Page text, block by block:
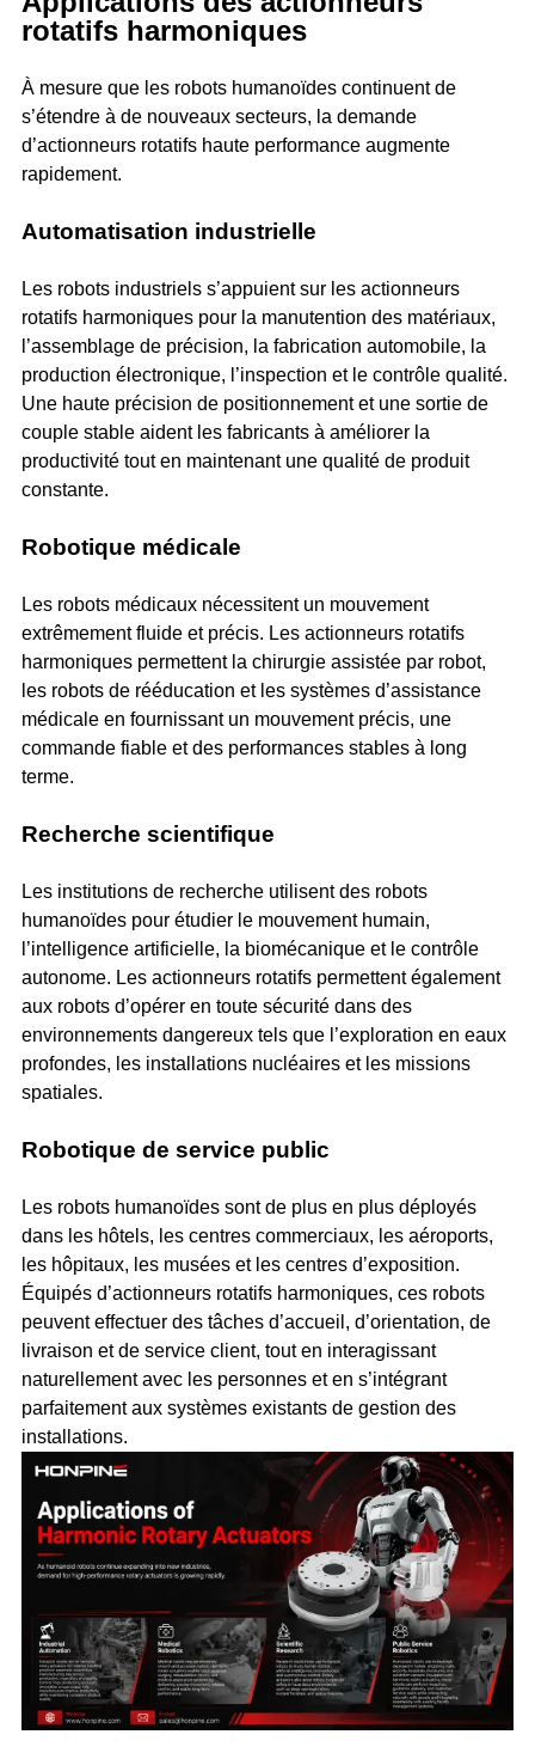
rotatifs harmoniques
À mesure que les robots humanoïdes continuent de
s’étendre à de nouveaux secteurs, la demande
d’actionneurs rotatifs haute performance augmente
rapidement.
Automatisation industrielle
Les robots industriels s’appuient sur les actionneurs
rotatifs harmoniques pour la manutention des matériaux,
l’assemblage de précision, la fabrication automobile, la
production électronique, l’inspection et le contrôle qualité.
Une haute précision de positionnement et une sortie de
couple stable aident les fabricants à améliorer la
productivité tout en maintenant une qualité de produit
constante.
Robotique médicale
Les robots médicaux nécessitent un mouvement
extrêmement fluide et précis. Les actionneurs rotatifs
harmoniques permettent la chirurgie assistée par robot,
les robots de rééducation et les systèmes d’assistance
médicale en fournissant un mouvement précis, une
commande fiable et des performances stables à long
terme.
Recherche scientifique
Les institutions de recherche utilisent des robots
humanoïdes pour étudier le mouvement humain,
l’intelligence artificielle, la biomécanique et le contrôle
autonome. Les actionneurs rotatifs permettent également
aux robots d’opérer en toute sécurité dans des
environnements dangereux tels que l’exploration en eaux
profondes, les installations nucléaires et les missions
spatiales.
Robotique de service public
Les robots humanoïdes sont de plus en plus déployés
dans les hôtels, les centres commerciaux, les aéroports,
les hôpitaux, les musées et les centres d’exposition.
Équipés d’actionneurs rotatifs harmoniques, ces robots
peuvent effectuer des tâches d’accueil, d’orientation, de
livraison et de service client, tout en interagissant
naturellement avec les personnes et en s’intégrant
parfaitement aux systèmes existants de gestion des
installations.